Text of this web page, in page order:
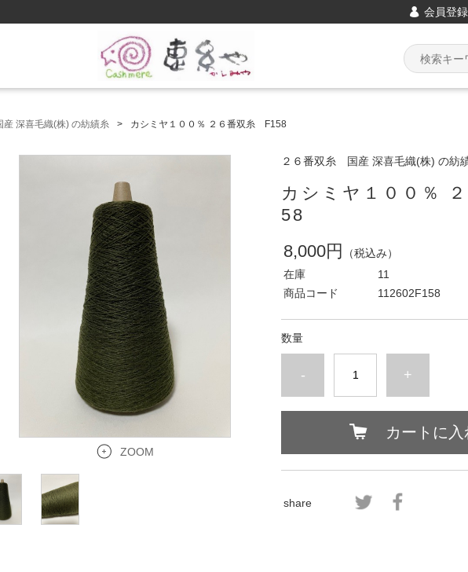
会員登録
深喜毛織(株) の紡績糸 カシミヤ１００％ ２６番双糸 F158
ZOOM
２６番双糸 国産 深喜毛織(株) の紡
カシミヤ１００％
58
8,000円
（税込み）
在庫
11
商品コード
112602F158
数量
- +
カートに入
share